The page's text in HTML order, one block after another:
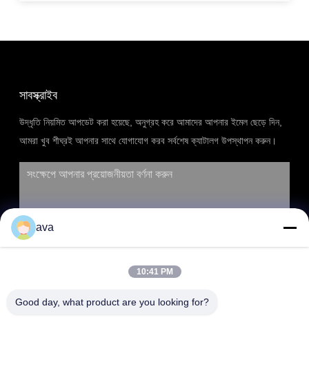
সাবস্ক্রাইব
উদ্ধৃতি নিয়মিত আপডেট করা হয়েছে, অনুগ্রহ করে আমাদের আপনার ইমেল ছেড়ে দিন,
আমরা খুব শীঘ্রই আপনার সাথে যোগাযোগ করব সর্বশেষ ক্যাটালগ উপস্থাপন করুন।
জমা দিন
ava
10:41 PM
Good day, what product are you looking for?